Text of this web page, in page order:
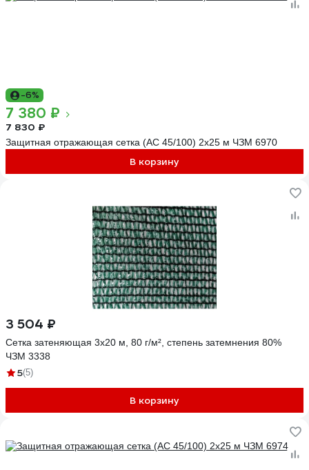
-6%
7 380 ₽
7 830 ₽
Защитная отражающая сетка (АС 45/100) 2х25 м ЧЗМ 6970
В корзину
3 504 ₽
Сетка затеняющая 3x20 м, 80 г/м², степень затемнения 80%
ЧЗМ 3338
5(5)
В корзину